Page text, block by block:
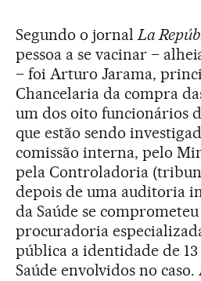
Segundo o jornal La
pessoa a se vacinar –
– foi Arturo Jarama,
Chancelaria da compra
um dos oito funcionários
que estão sendo
comissão interna, pelo
pela Controladoria
depois de uma auditoria
da Saúde se
procuradoria
pública a identidade de
Saúde envolvidos no